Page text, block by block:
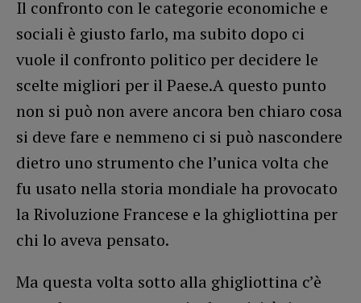
Il confronto con le categorie economiche e
sociali è giusto farlo, ma subito dopo ci
vuole il confronto politico per decidere le
scelte migliori per il Paese.A questo punto
non si può non avere ancora ben chiaro cosa
si deve fare e nemmeno ci si può nascondere
dietro uno strumento che l’unica volta che
fu usato nella storia mondiale ha provocato
la Rivoluzione Francese e la ghigliottina per
chi lo aveva pensato.
Ma questa volta sotto alla ghigliottina c’è